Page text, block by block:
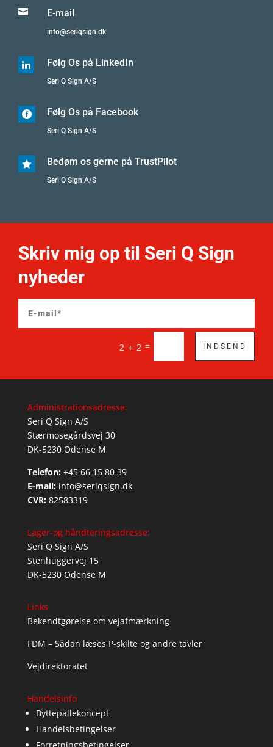
 E-mail
info@seriqsign.dk
 Følg Os på LinkedIn
Seri Q Sign A/S
 Følg Os på Facebook
Seri Q Sign A/S
 Bedøm os gerne på TrustPilot
Seri Q Sign A/S
Skriv mig op til Seri Q Sign
nyheder
2 + 2 = INDSEND
Administrationsadresse:
Seri Q Sign A/S
Stærmosegårdsvej 30
DK-5230 Odense M
Telefon: +45 66 15 80 39
E-mail: info@seriqsign.dk
CVR: 82583319
Lager-og håndteringsadresse:
Seri Q Sign A/S
Stenhuggervej 15
DK-5230 Odense M
Links
Bekendtgørelse om vejafmærkning
FDM – Sådan læses P-skilte og andre tavler
Vejdirektoratet
Handelsinfo
Byttepallekoncept
Handelsbetingelser